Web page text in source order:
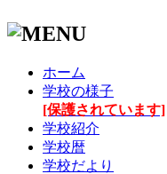
ホーム
学校の様子
[保護されています]
学校紹介
学校暦
学校だより